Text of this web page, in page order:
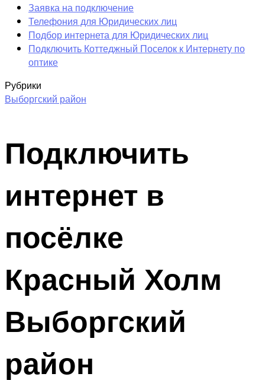
Заявка на подключение
Телефония для Юридических лиц
Подбор интернета для Юридических лиц
Подключить Коттеджный Поселок к Интернету по
оптике
Рубрики
Выборгский район
Подключить
интернет в
посёлке
Красный Холм
Выборгский
район